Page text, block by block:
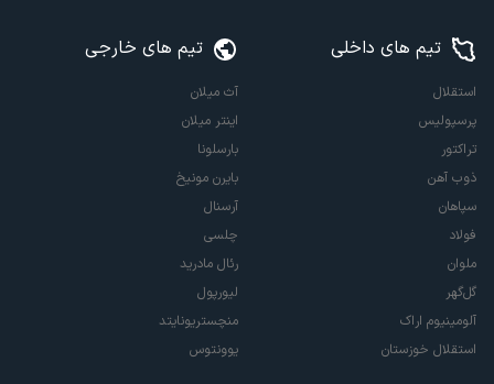
تیم های داخلی
استقلال
پرسپولیس
تراکتور
ذوب آهن
سپاهان
فولاد
ملوان
گل‌گهر
آلومینیوم اراک
استقلال خوزستان
تیم های خارجی
آث میلان
اینتر میلان
بارسلونا
بایرن مونیخ
آرسنال
چلسی
رئال مادرید
لیورپول
منچستریونایتد
یوونتوس